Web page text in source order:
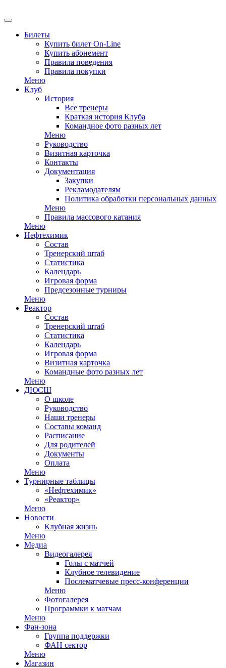
Билеты
Купить билет On-Line
Купить абонемент
Правила поведения
Правила покупки
Меню
Клуб
История
Все тренеры
Краткая история Клуба
Командное фото разных лет
Меню
Руководство
Визитная карточка
Контакты
Документация
Закупки
Рекламодателям
Политика обработки персональных данных
Меню
Правила массового катания
Меню
Нефтехимик
Состав
Тренерский штаб
Статистика
Календарь
Игровая форма
Предсезонные турниры
Меню
Реактор
Состав
Тренерский штаб
Статистика
Календарь
Игровая форма
Визитная карточка
Командные фото разных лет
Меню
ДЮСШ
О школе
Руководство
Наши тренеры
Составы команд
Расписание
Для родителей
Документы
Оплата
Меню
Турнирные таблицы
«Нефтехимик»
«Реактор»
Меню
Новости
Клубная жизнь
Меню
Медиа
Видеогалерея
Голы с матчей
Клубное телевидение
Послематчевые пресс-конференции
Меню
Фотогалерея
Программки к матчам
Меню
Фан-зона
Группа поддержки
ФАН сектор
Меню
Магазин